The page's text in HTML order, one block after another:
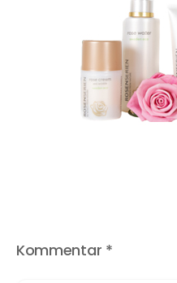
Kommentar *